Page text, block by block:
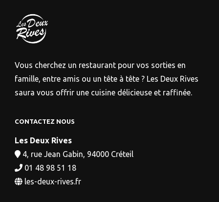
Vous cherchez un restaurant pour vos sorties en
famille, entre amis ou un tête à tête ? Les Deux Rives
saura vous offrir une cuisine délicieuse et raffinée.
CONTACTEZ NOUS
Les Deux Rives
4, rue Jean Gabin, 94000 Créteil
01 48 98 51 18
les-deux-rives.fr